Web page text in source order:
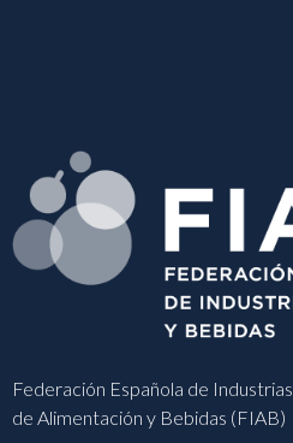
Federación Española de Industrias
de Alimentación y Bebidas (FIAB)